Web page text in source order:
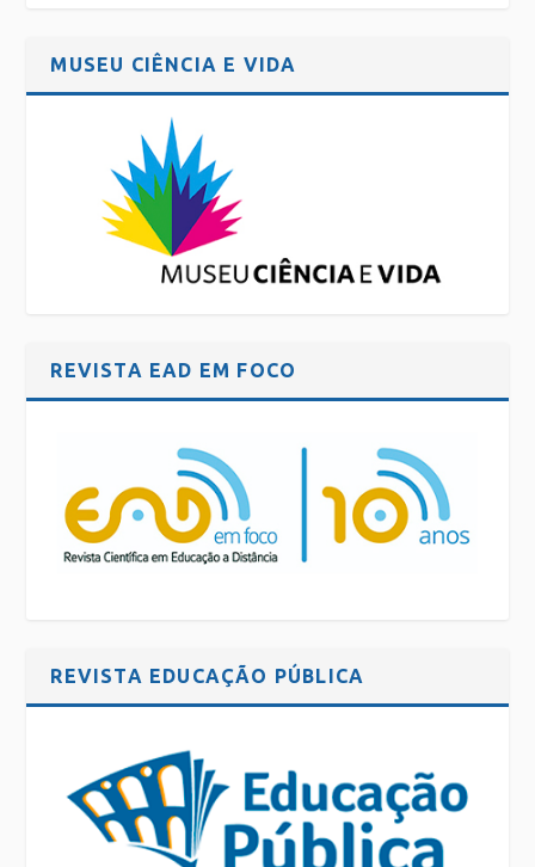
MUSEU CIÊNCIA E VIDA
REVISTA EAD EM FOCO
REVISTA EDUCAÇÃO PÚBLICA